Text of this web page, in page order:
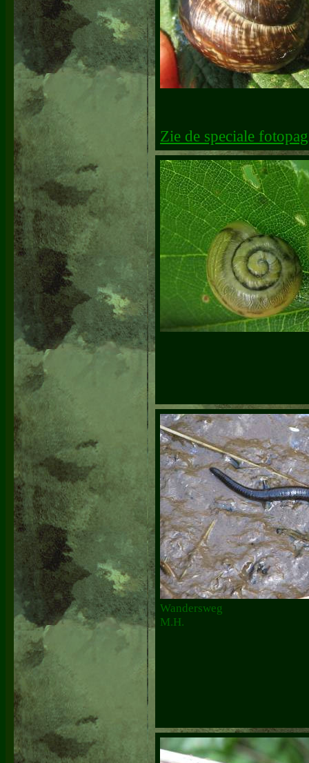
Zie de speciale
Wandersweg
M.H.